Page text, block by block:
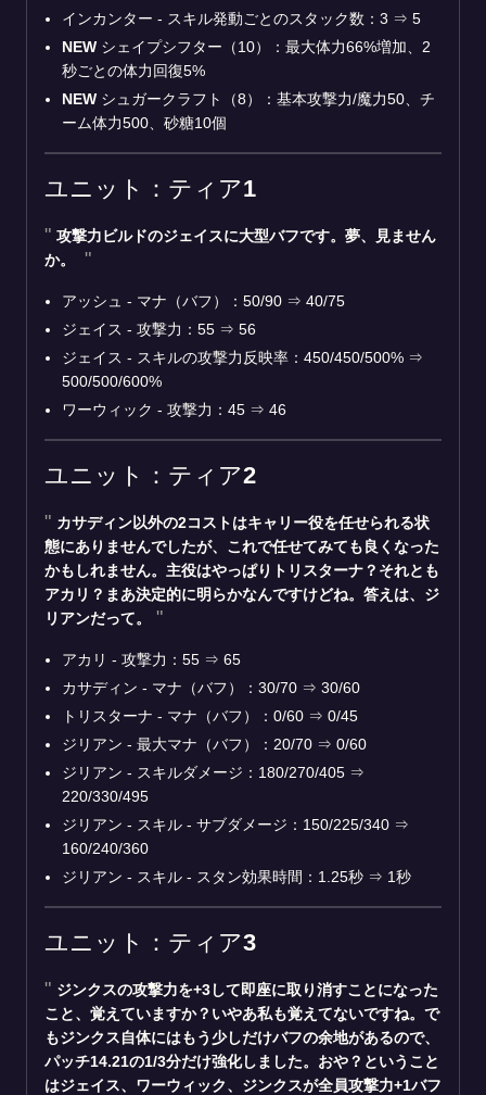
インカンター - スキル発動ごとのスタック数：3 ⇒ 5
NEW シェイプシフター（10）：最大体力66%増加、2
秒ごとの体力回復5%
NEW シュガークラフト（8）：基本攻撃力/魔力50、チ
ーム体力500、砂糖10個
ユニット：ティア1
攻撃力ビルドのジェイスに大型バフです。夢、見ません
か。
アッシュ - マナ（バフ）：50/90 ⇒ 40/75
ジェイス - 攻撃力：55 ⇒ 56
ジェイス - スキルの攻撃力反映率：450/450/500% ⇒
500/500/600%
ワーウィック - 攻撃力：45 ⇒ 46
ユニット：ティア2
カサディン以外の2コストはキャリー役を任せられる状
態にありませんでしたが、これで任せてみても良くなった
かもしれません。主役はやっぱりトリスターナ？それとも
アカリ？まあ決定的に明らかなんですけどね。答えは、ジ
リアンだって。
アカリ - 攻撃力：55 ⇒ 65
カサディン - マナ（バフ）：30/70 ⇒ 30/60
トリスターナ - マナ（バフ）：0/60 ⇒ 0/45
ジリアン - 最大マナ（バフ）：20/70 ⇒ 0/60
ジリアン - スキルダメージ：180/270/405 ⇒
220/330/495
ジリアン - スキル - サブダメージ：150/225/340 ⇒
160/240/360
ジリアン - スキル - スタン効果時間：1.25秒 ⇒ 1秒
ユニット：ティア3
ジンクスの攻撃力を+3して即座に取り消すことになった
こと、覚えていますか？いやあ私も覚えてないですね。で
もジンクス自体にはもう少しだけバフの余地があるので、
パッチ14.21の1/3分だけ強化しました。おや？ということ
はジェイス、ワーウィック、ジンクスが全員攻撃力+1バフ